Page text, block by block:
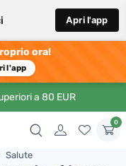
Apri l'app
ora!
l'app
a 80 EUR
0
Salute